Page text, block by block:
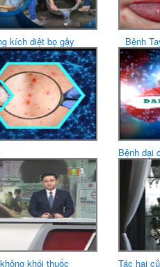
kích diệt bọ gậy Bệnh
Bệnh dại
khói thuốc Tác hại